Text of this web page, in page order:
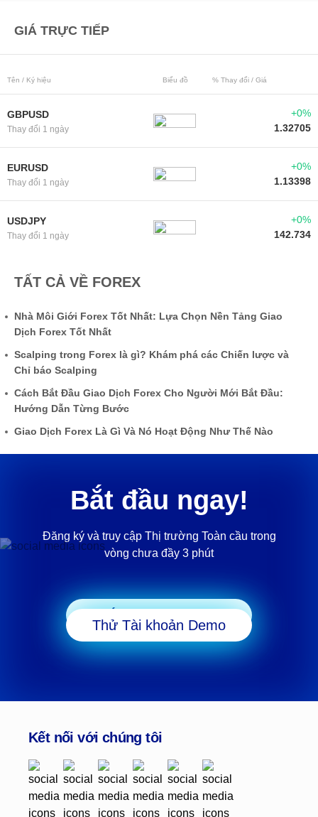
GIÁ TRỰC TIẾP
Tên / Ký hiệu Biểu đồ % Thay đổi / Giá
GBPUSD
Thay đổi 1 ngày
+0%
1.32705
EURUSD
Thay đổi 1 ngày
+0%
1.13398
USDJPY
Thay đổi 1 ngày
+0%
142.734
TẤT CẢ VỀ FOREX
Nhà Môi Giới Forex Tốt Nhất: Lựa Chọn Nền Tảng Giao
Dịch Forex Tốt Nhất
Scalping trong Forex là gì? Khám phá các Chiến lược và
Chỉ báo Scalping
Cách Bắt Đầu Giao Dịch Forex Cho Người Mới Bắt Đầu:
Hướng Dẫn Từng Bước
Giao Dịch Forex Là Gì Và Nó Hoạt Động Như Thế Nào
Bắt đầu ngay!
Đăng ký và truy cập Thị trường Toàn cầu trong
vòng chưa đầy 3 phút
Thử Tài khoản Demo
Kết nối với chúng tôi